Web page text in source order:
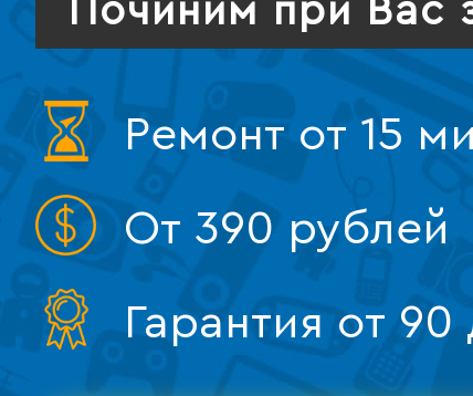
Починим при Вас
Ремонт от 15
От 390 рублей
Гарантия от 90